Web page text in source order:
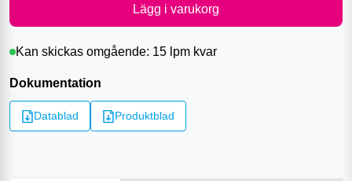
Lägg i varukorg
Kan skickas omgående: 15 lpm kvar
Dokumentation
Datablad Produktblad